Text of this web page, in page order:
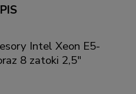
Intel Xeon E5-
8 zatoki 2,5"